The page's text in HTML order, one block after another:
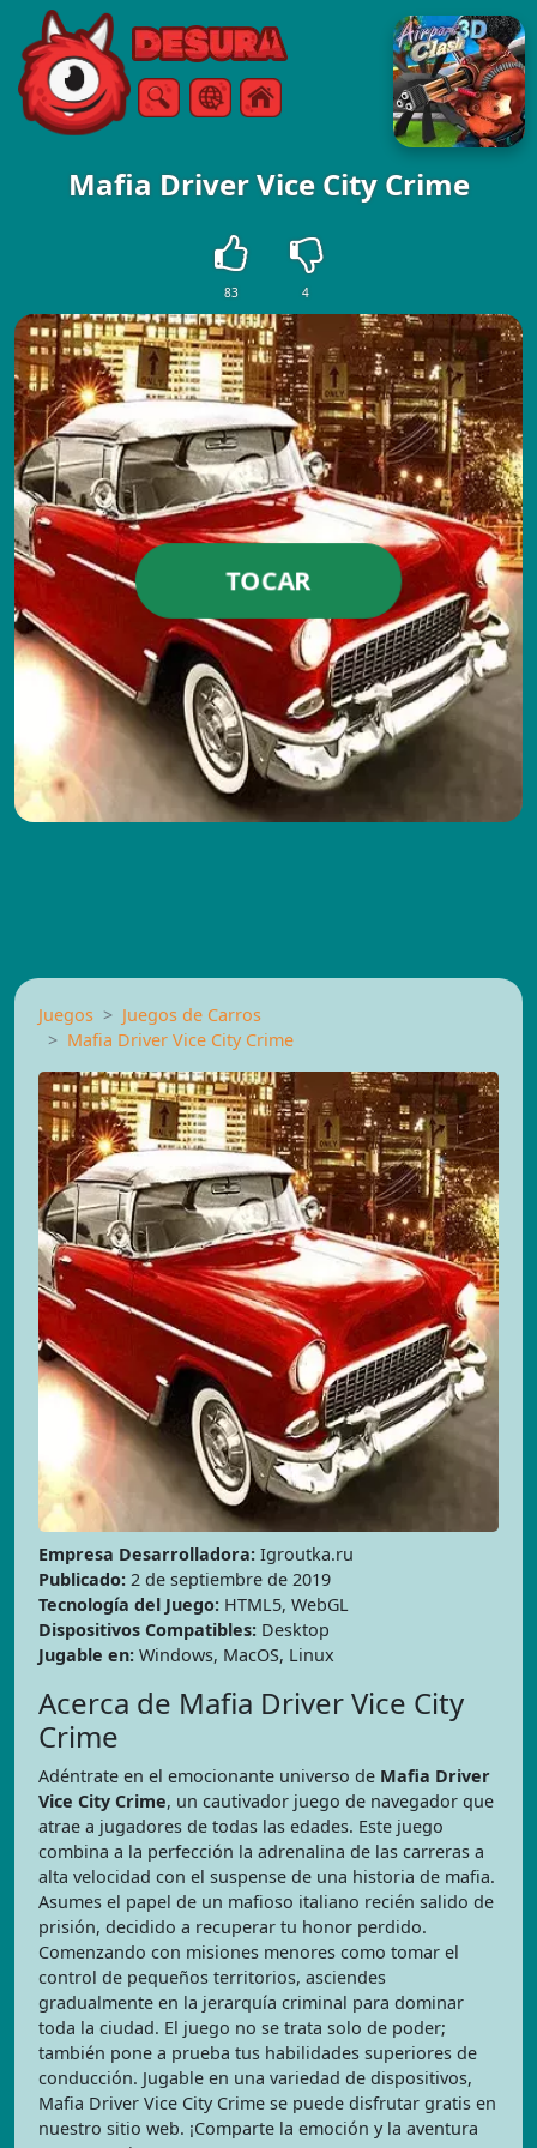
Free Online Games
BuscarMenú
Mafia Driver Vice City Crime
83 4
TOCAR
Juegos
Juegos de Carros
Mafia Driver Vice City Crime
Empresa Desarrolladora: Igroutka.ru
Publicado: 2 de septiembre de 2019
Tecnología del Juego: HTML5, WebGL
Dispositivos Compatibles: Desktop
Jugable en: Windows, MacOS, Linux
Acerca de Mafia Driver Vice City
Crime
Adéntrate en el emocionante universo de Mafia Driver
Vice City Crime, un cautivador juego de navegador que
atrae a jugadores de todas las edades. Este juego
combina a la perfección la adrenalina de las carreras a
alta velocidad con el suspense de una historia de mafia.
Asumes el papel de un mafioso italiano recién salido de
prisión, decidido a recuperar tu honor perdido.
Comenzando con misiones menores como tomar el
control de pequeños territorios, asciendes
gradualmente en la jerarquía criminal para dominar
toda la ciudad. El juego no se trata solo de poder;
también pone a prueba tus habilidades superiores de
conducción. Jugable en una variedad de dispositivos,
Mafia Driver Vice City Crime se puede disfrutar gratis en
nuestro sitio web. ¡Comparte la emoción y la aventura